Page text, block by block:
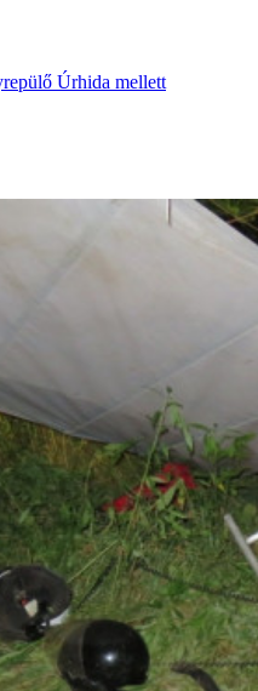
Úrhida mellett